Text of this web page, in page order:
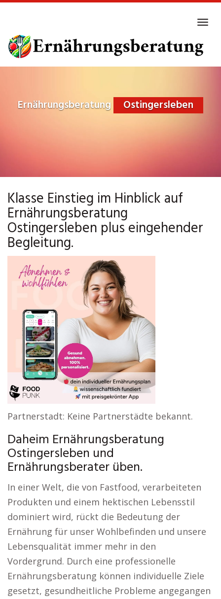
main
content
Ernährungsberatung Ostingersleben
Klasse Einstieg im Hinblick auf
Ernährungsberatung
Ostingersleben plus eingehender
Begleitung.
Partnerstadt: Keine Partnerstädte bekannt.
Daheim Ernährungsberatung
Ostingersleben und
Ernährungsberater üben.
In einer Welt, die von Fastfood, verarbeiteten
Produkten und einem hektischen Lebensstil
dominiert wird, rückt die Bedeutung der
Ernährung für unser Wohlbefinden und unsere
Lebensqualität immer mehr in den
Vordergrund. Durch eine professionelle
Ernährungsberatung können individuelle Ziele
gesetzt, gesundheitliche Probleme angegangen